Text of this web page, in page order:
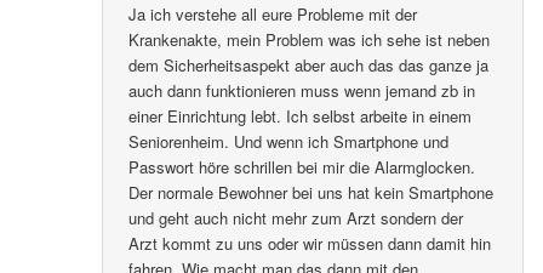
Ja ich verstehe all eure Probleme mit der
Krankenakte, mein Problem was ich sehe ist neben
dem Sicherheitsaspekt aber auch das das ganze ja
auch dann funktionieren muss wenn jemand zb in
einer Einrichtung lebt. Ich selbst arbeite in einem
Seniorenheim. Und wenn ich Smartphone und
Passwort höre schrillen bei mir die Alarmglocken.
Der normale Bewohner bei uns hat kein Smartphone
und geht auch nicht mehr zum Arzt sondern der
Arzt kommt zu uns oder wir müssen dann damit hin
fahren. Wie macht man das dann mit den